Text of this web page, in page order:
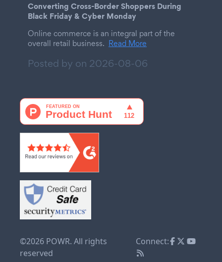
Converting Cross-Border Shoppers During
Black Friday & Cyber Monday
Online commerce is an integral part of the
overall retail business. Read More
Posted by on 2026-08-06
©2026 POWR. All rights
reserved
Connect: